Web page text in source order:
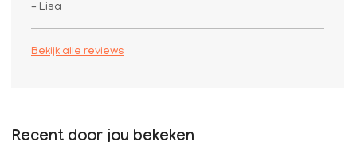
– Lisa
Bekijk alle reviews
Recent door jou bekeken